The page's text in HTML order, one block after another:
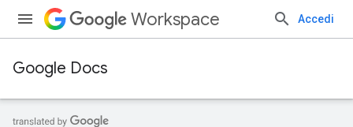
Workspace Accedi
Google Docs